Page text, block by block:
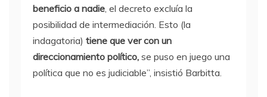
beneficio a nadie, el decreto excluía la
posibilidad de intermediación. Esto (la
indagatoria) tiene que ver con un
direccionamiento político, se puso en juego una
política que no es judiciable”, insistió Barbitta.